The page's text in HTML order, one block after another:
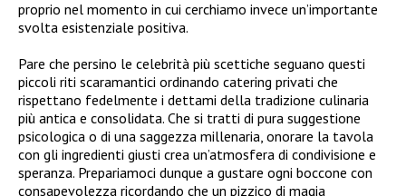
proprio nel momento in cui cerchiamo invece un’importante
svolta esistenziale positiva.
Pare che persino le celebrità più scettiche seguano questi
piccoli riti scaramantici ordinando catering privati che
rispettano fedelmente i dettami della tradizione culinaria
più antica e consolidata. Che si tratti di pura suggestione
psicologica o di una saggezza millenaria, onorare la tavola
con gli ingredienti giusti crea un’atmosfera di condivisione e
speranza. Prepariamoci dunque a gustare ogni boccone con
consapevolezza ricordando che un pizzico di magia